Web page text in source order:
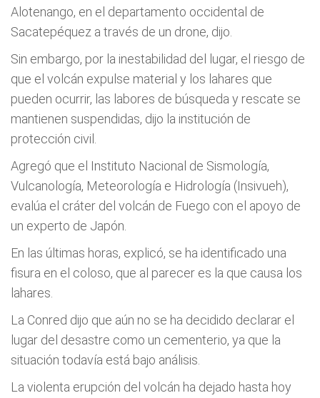
Alotenango, en el departamento occidental de
Sacatepéquez a través de un drone, dijo.
Sin embargo, por la inestabilidad del lugar, el riesgo de
que el volcán expulse material y los lahares que
pueden ocurrir, las labores de búsqueda y rescate se
mantienen suspendidas, dijo la institución de
protección civil.
Agregó que el Instituto Nacional de Sismología,
Vulcanología, Meteorología e Hidrología (Insivueh),
evalúa el cráter del volcán de Fuego con el apoyo de
un experto de Japón.
En las últimas horas, explicó, se ha identificado una
fisura en el coloso, que al parecer es la que causa los
lahares.
La Conred dijo que aún no se ha decidido declarar el
lugar del desastre como un cementerio, ya que la
situación todavía está bajo análisis.
La violenta erupción del volcán ha dejado hasta hoy